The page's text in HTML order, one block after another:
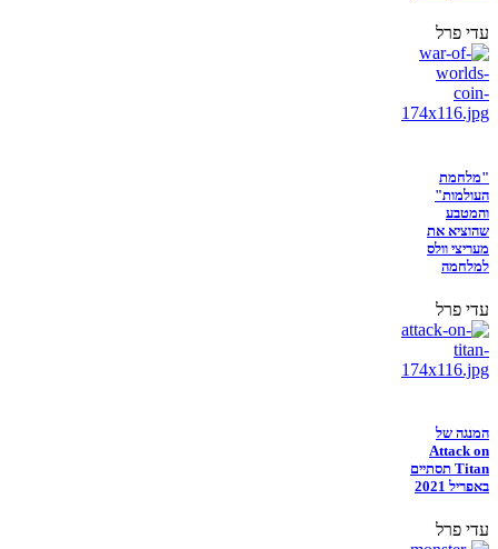
עדי פרל
"מלחמת
העולמות"
והמטבע
שהוציא את
מעריצי וולס
למלחמה
עדי פרל
המנגה של
Attack on
Titan תסתיים
באפריל 2021
עדי פרל